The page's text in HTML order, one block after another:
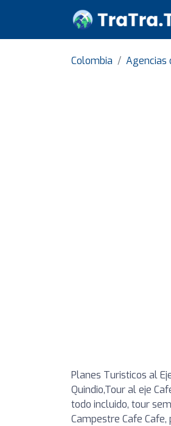
Colombia Agencias
Planes Turisticos al
Quindio,Tour al eje
todo incluido, tour
Campestre Cafe